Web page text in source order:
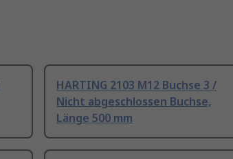
HARTING 2103 M12 Buchse 3 /
Nicht abgeschlossen Buchse,
Länge 500 mm